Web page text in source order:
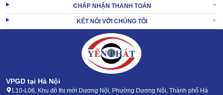
CHẤP NHẬN THANH TOÁN
KẾT NỐI VỚI CHÚNG TÔI
VPGD tại Hà Nội
L10-L06, Khu đô thị mới Dương Nội, Phường Dương Nội, Thành phố Hà